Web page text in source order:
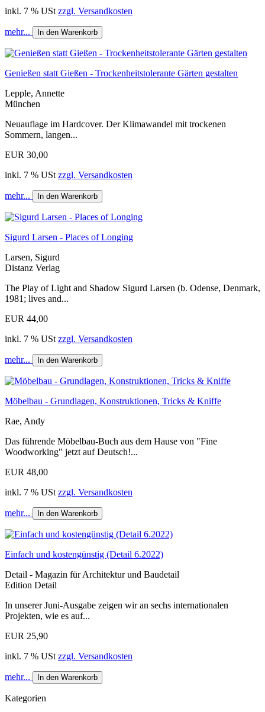
inkl. 7 % USt zzgl. Versandkosten
mehr... In den Warenkorb
Genießen statt Gießen - Trockenheitstolerante Gärten gestalten
Lepple, Annette
München
Neuauflage im Hardcover. Der Klimawandel mit trockenen
Sommern, langen...
EUR 30,00
inkl. 7 % USt zzgl. Versandkosten
mehr... In den Warenkorb
Sigurd Larsen - Places of Longing
Larsen, Sigurd
Distanz Verlag
The Play of Light and Shadow Sigurd Larsen (b. Odense, Denmark,
1981; lives and...
EUR 44,00
inkl. 7 % USt zzgl. Versandkosten
mehr... In den Warenkorb
Möbelbau - Grundlagen, Konstruktionen, Tricks & Kniffe
Rae, Andy
Das führende Möbelbau-Buch aus dem Hause von "Fine
Woodworking" jetzt auf Deutsch!...
EUR 48,00
inkl. 7 % USt zzgl. Versandkosten
mehr... In den Warenkorb
Einfach und kostengünstig (Detail 6.2022)
Detail - Magazin für Architektur und Baudetail
Edition Detail
In unserer Juni-Ausgabe zeigen wir an sechs internationalen
Projekten, wie es auf...
EUR 25,90
inkl. 7 % USt zzgl. Versandkosten
mehr... In den Warenkorb
Kategorien